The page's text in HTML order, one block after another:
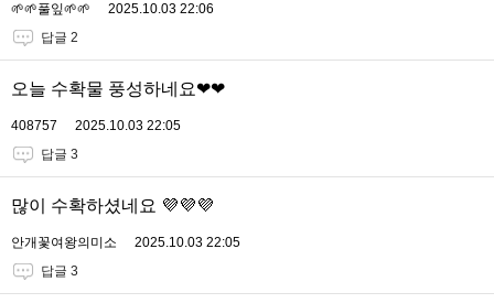
🌱🌱풀잎🌱🌱
2025.10.03 22:06
답글 2
오늘 수확물 풍성하네요❤❤
408757
2025.10.03 22:05
답글 3
많이 수확하셨네요 💜💜💜
안개꽃여왕의미소
2025.10.03 22:05
답글 3